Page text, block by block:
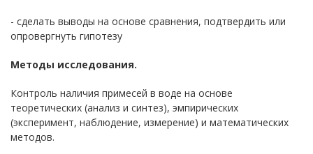
- сделать выводы на основе сравнения, подтвердить или
опровергнуть гипотезу
Методы исследования.
Контроль наличия примесей в воде на основе
теоретических (анализ и синтез), эмпирических
(эксперимент, наблюдение, измерение) и математических
методов.